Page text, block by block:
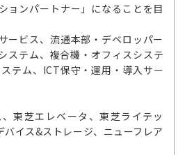
ョンパートナー」になることを目
ービス、流通本部・デベロッパー
ステム、複合機・オフィスシステ
テム、ICT保守・運用・導入サー
東芝エレベータ、東芝ライテッ
バイス&ストレージ、ニューフレア